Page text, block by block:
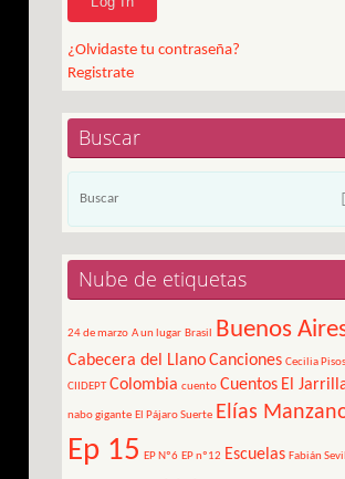
¿Olvidaste tu contraseña?
Registrate
Buscar
Nube de etiquetas
24 de marzo A un lugar Brasil Buenos
Cabecera del LlanoCanciones Cecilia Pisos
CIIDEPT Colombia cuento Cuentos El
nabo gigante El Pájaro Suerte Elías
Ep 15 EP Nº6 EP nº12 Escuelas Fabián